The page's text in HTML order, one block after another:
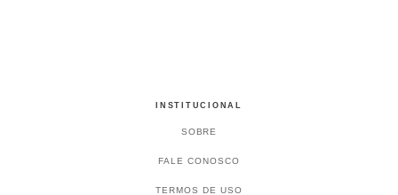
INSTITUCIONAL
SOBRE
FALE CONOSCO
TERMOS DE USO